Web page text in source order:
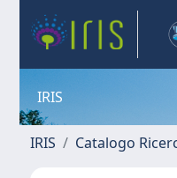
IRIS
IRIS Catalogo